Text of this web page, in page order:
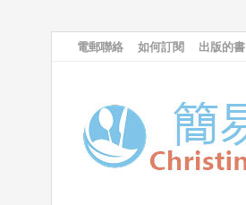
電郵聯絡 如何訂閱 出版的書